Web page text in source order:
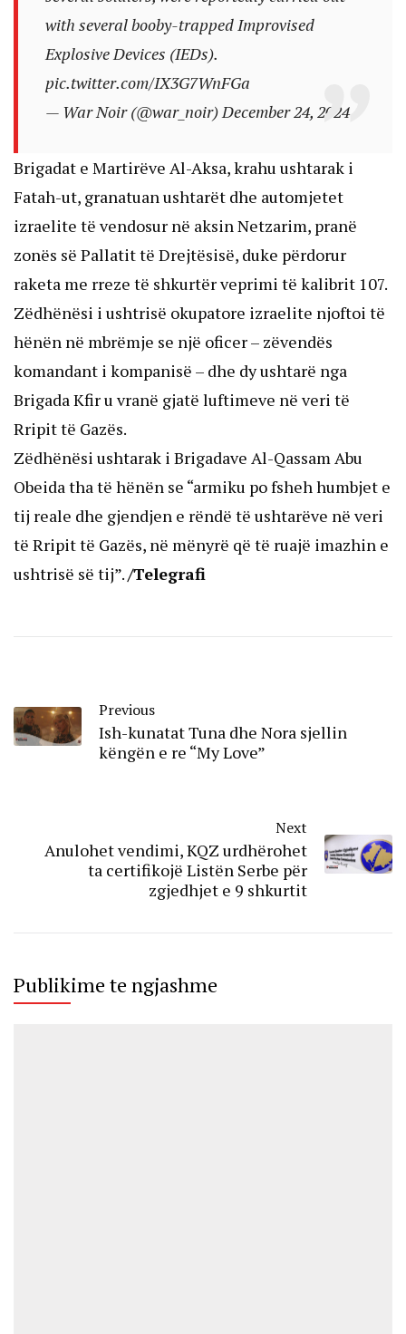
with several booby-trapped Improvised
Explosive Devices (IEDs).
pic.twitter.com/IX3G7WnFGa
— War Noir (@war_noir)December 24, 2024
Brigadat e Martirëve Al-Aksa, krahu ushtarak i
Fatah-ut, granatuan ushtarët dhe automjetet
izraelite të vendosur në aksin Netzarim, pranë
zonës së Pallatit të Drejtësisë, duke përdorur
raketa me rreze të shkurtër veprimi të kalibrit 107.
Zëdhënësi i ushtrisë okupatore izraelite njoftoi të
hënën në mbrëmje se një oficer – zëvendës
komandant i kompanisë – dhe dy ushtarë nga
Brigada Kfir u vranë gjatë luftimeve në veri të
Rripit të Gazës.
Zëdhënësi ushtarak i Brigadave Al-Qassam Abu
Obeida tha të hënën se “armiku po fsheh humbjet e
tij reale dhe gjendjen e rëndë të ushtarëve në veri
të Rripit të Gazës, në mënyrë që të ruajë imazhin e
ushtrisë së tij”./Telegrafi
Previous
Ish-kunatat Tuna dhe Nora sjellin
këngën e re “My Love”
Next
Anulohet vendimi, KQZ urdhërohet
ta certifikojë Listën Serbe për
zgjedhjet e 9 shkurtit
Publikime te ngjashme